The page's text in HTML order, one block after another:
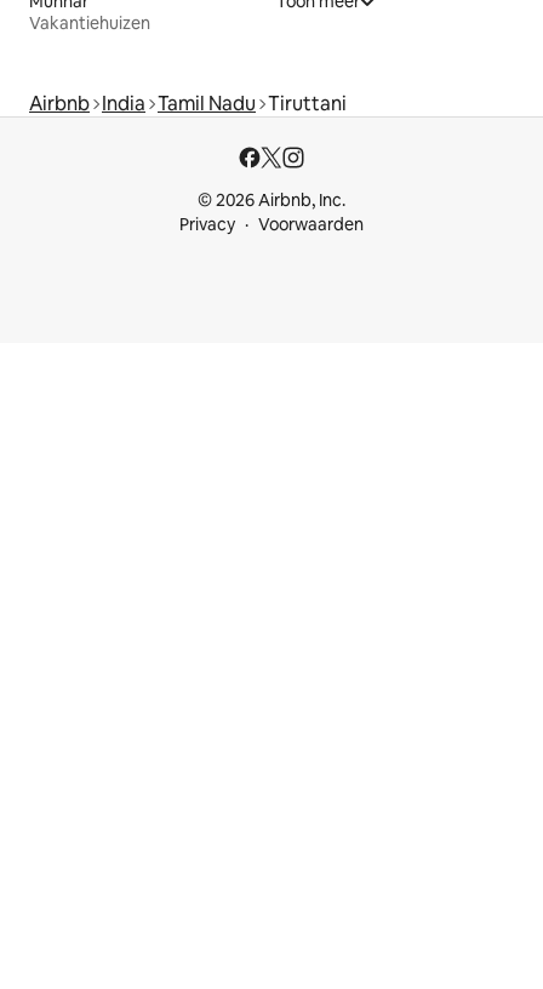
Vakantiehuizen
Airbnb India Tamil Nadu Tiruttani
© 2026 Airbnb, Inc.
Privacy
Voorwaarden